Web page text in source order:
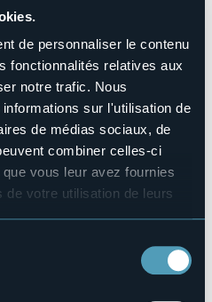
de personnaliser le contenu
fonctionnalités relatives aux
notre trafic. Nous
sur l'utilisation de
de médias sociaux, de
combiner celles-ci
vous leur avez fournies
votre utilisation de leurs
supprimer,
cliquez ici